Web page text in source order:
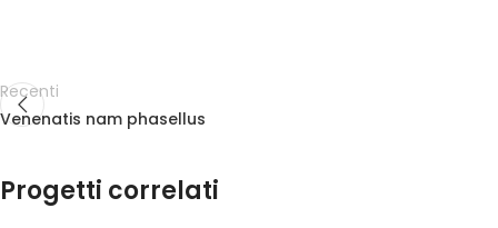
Recenti
Venenatis nam phasellus
Progetti correlati